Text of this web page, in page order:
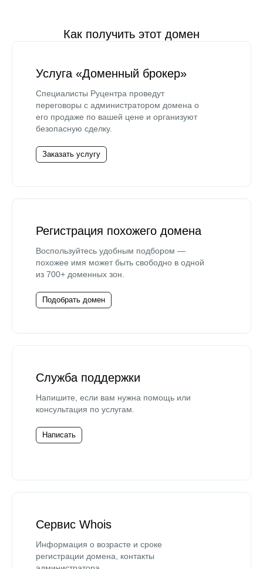
Как получить этот домен
Услуга «Доменный брокер»
Специалисты Руцентра проведут
переговоры с администратором домена о
его продаже по вашей цене и организуют
безопасную сделку.
Заказать услугу
Регистрация похожего домена
Воспользуйтесь удобным подбором —
похожее имя может быть свободно в одной
из 700+ доменных зон.
Подобрать домен
Служба поддержки
Напишите, если вам нужна помощь или
консультация по услугам.
Написать
Сервис Whois
Информация о возрасте и сроке
регистрации домена, контакты